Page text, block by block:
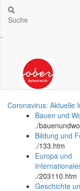
Suche
.
Coronavirus: Aktuelle
Bauen und
./
Bildung und
./133.htm
Europa und
./203110.htm
Geschichte